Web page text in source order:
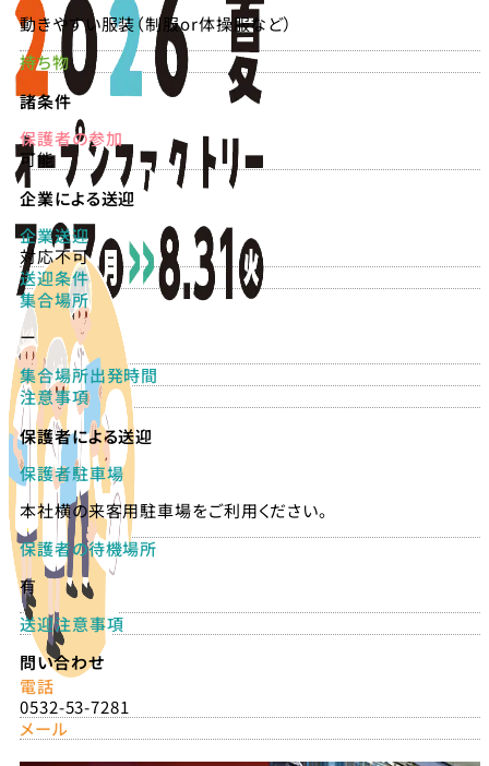
動きやすい服装（制服or体操服など）
持ち物
諸条件
保護者の参加
可能
企業による送迎
企業送迎
対応不可
送迎条件
集合場所
ー
集合場所出発時間
注意事項
保護者による送迎
保護者駐車場
本社横の来客用駐車場をご利用ください。
保護者の待機場所
有
送迎注意事項
問い合わせ
電話
0532-53-7281
メール